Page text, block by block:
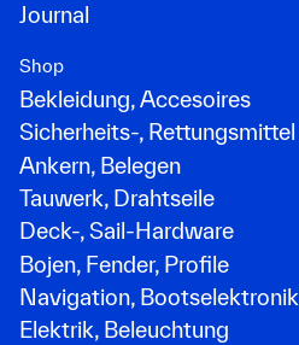
Journal
Shop
Bekleidung, Accesoires
Sicherheits-, Rettungsmittel
Ankern, Belegen
Tauwerk, Drahtseile
Deck-, Sail-Hardware
Bojen, Fender, Profile
Navigation, Bootselektronik
Elektrik, Beleuchtung